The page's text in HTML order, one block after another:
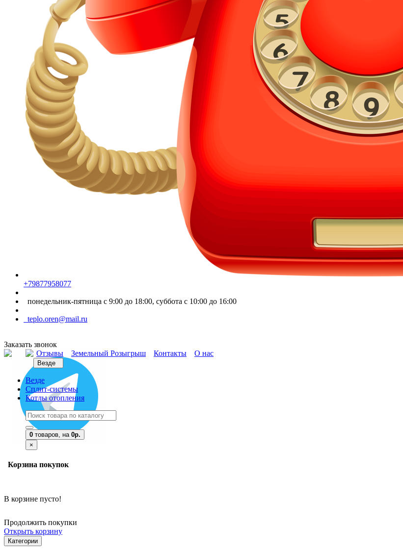
+79877958077
понедельник-пятница с 9:00 до 18:00, суббота с 10:00 до 16:00
teplo.oren@mail.ru
Заказать звонок
Отзывы
Земельный Розыгрыш Контакты О нас
Везде
Везде
Сплит-системы
Котлы отопления
0 товаров, на 0р.
×
Корзина покупок
В корзине пусто!
Продолжить покупки
Открыть корзину
Категории